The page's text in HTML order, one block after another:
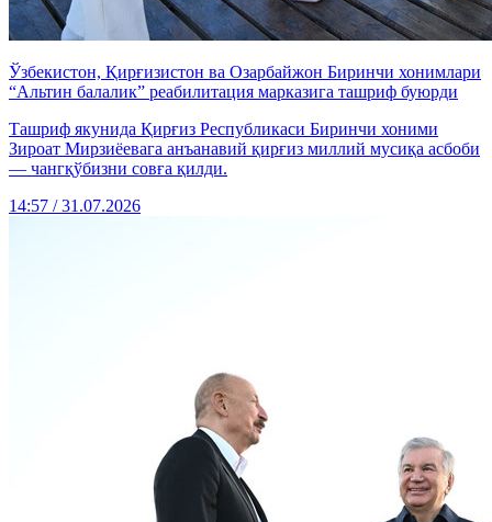
Ўзбекистон, Қирғизистон ва Озарбайжон Биринчи хонимлари
“Альтин балалик” реабилитация марказига ташриф буюрди
Ташриф якунида Қирғиз Республикаси Биринчи хоними
Зироат Мирзиёевага анъанавий қирғиз миллий мусиқа асбоби
— чангқўбизни совға қилди.
14:57 / 31.07.2026